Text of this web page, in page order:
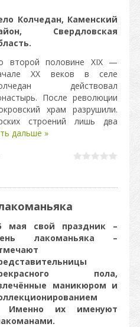
Колчедан, Каменский
Свердловская
второй половине XIX —
XX веков в селе
действовал
После революции
храм разрушили.
строений лишь два
дальше »
мая свой праздник –
лакоманьяка –
пола,
маникюром и
Именно их именуют